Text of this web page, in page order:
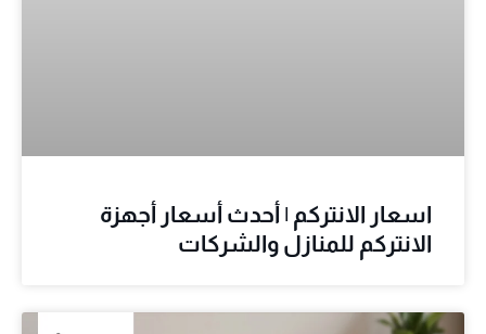
اسعار الانتركم | أحدث أسعار أجهزة
الانتركم للمنازل والشركات